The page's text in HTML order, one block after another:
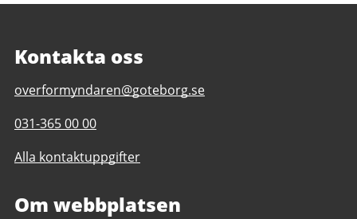
Kontakta oss
E-
till
Överförmyndaren
overformyndaren@goteborg.se
Telefonnummer
Överförmyndaren
031-365 00 00
Alla kontaktuppgifter
Om webbplatsen